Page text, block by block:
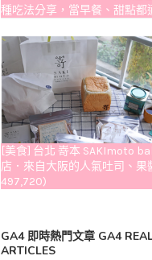
種吃法分享，當早餐、甜點
[美食] 台北 嵜本 SAKImoto
店．來自大阪的人氣吐司、果
497,720)
GA4 即時熱門文章 GA4
ARTICLES